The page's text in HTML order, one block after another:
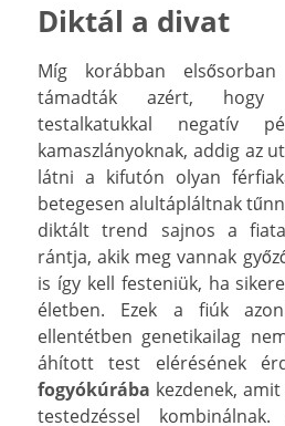
Diktál a divat
Míg korábban
támadták azért, hogy
testalkatukkal negatív
kamaszlányoknak, addig az
látni a kifutón olyan
betegesen alultápláltnak
diktált trend sajnos a
rántja, akik meg vannak
is így kell festeniük, ha
életben. Ezek a fiúk
ellentétben genetikailag
áhított test elérésének
fogyókúrába kezdenek,
testedzéssel